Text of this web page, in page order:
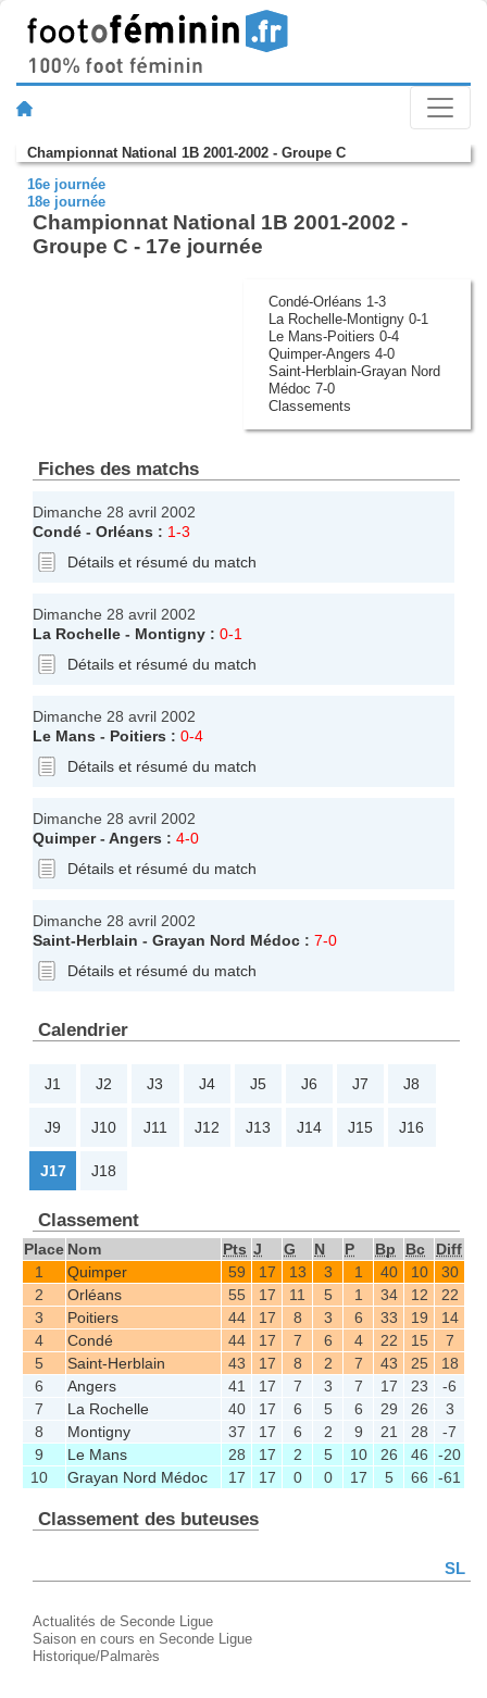
Championnat National 1B 2001-2002 - Groupe C
16e journée
18e journée
Championnat National 1B 2001-2002 -
Groupe C - 17e journée
Condé-Orléans 1-3
La Rochelle-Montigny 0-1
Le Mans-Poitiers 0-4
Quimper-Angers 4-0
Saint-Herblain-Grayan Nord
Médoc 7-0
Classements
Fiches des matchs
Dimanche 28 avril 2002
Condé - Orléans : 1-3
Détails et résumé du match
Dimanche 28 avril 2002
La Rochelle - Montigny : 0-1
Détails et résumé du match
Dimanche 28 avril 2002
Le Mans - Poitiers : 0-4
Détails et résumé du match
Dimanche 28 avril 2002
Quimper- Angers : 4-0
Détails et résumé du match
Dimanche 28 avril 2002
Saint-Herblain - Grayan Nord Médoc : 7-0
Détails et résumé du match
Calendrier
J1 J2 J3 J4 J5 J6 J7 J8
J9 J10 J11 J12 J13 J14 J15 J16
J17 J18
Classement
Place Nom Pts J G N P Bp Bc
Diff
1
Quimper 59 17 13 3 1 40 10
30
2
Orléans 55 17 11 5 1 34 12
22
3
Poitiers 44 17 8 3 6 33 19
14
4
Condé 44 17 7 6 4 22 15
7
5
Saint-Herblain 43 17 8 2 7 43 25
18
6
Angers 41 17 7 3 7 17 23
-6
7
La Rochelle 40 17 6 5 6 29 26
3
8
Montigny 37 17 6 2 9 21 28
-7
9
Le Mans 28 17 2 5 10 26 46
-20
10
Grayan Nord Médoc 17 17 0 0 17 5 66 -61
Classement des buteuses
SL
Actualités de Seconde Ligue
Saison en cours en Seconde Ligue
Historique/Palmarès